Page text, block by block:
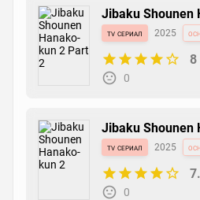
Jibaku Shounen
tv сериал 2025
8
0
Jibaku Shounen
tv сериал 2025
0